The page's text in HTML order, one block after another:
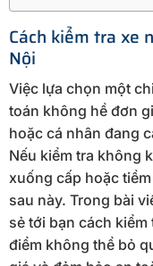
Cách kiểm tra xe
Nội
Việc lựa chọn một
toán không hề đơn
hoặc cá nhân đang
Nếu kiểm tra không
xuống cấp hoặc
sau này. Trong bài
sẻ tới bạn cách
điểm không thể bỏ